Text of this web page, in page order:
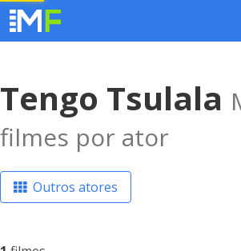
Tengo Tsulala
filmes por ator
Outros atores